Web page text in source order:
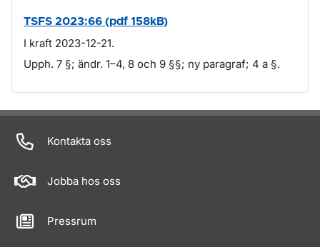
TSFS 2023:66 (pdf 158kB)
I kraft 2023-12-21.
Upph. 7 §; ändr. 1–4, 8 och 9 §§; ny paragraf; 4 a §.
Om sidan
Kontakta oss
Jobba hos oss
Pressrum